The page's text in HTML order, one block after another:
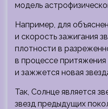
модель
Например, для
и скорость зажигания
плотности в
в процессе
и зажжется новая
Так, Солнце является
звезд предыдущих